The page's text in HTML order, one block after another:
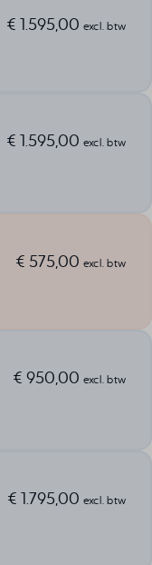
€ 1.595,00 excl. btw
€ 1.595,00 excl. btw
€ 575,00 excl. btw
€ 950,00 excl. btw
€ 1.795,00 excl. btw